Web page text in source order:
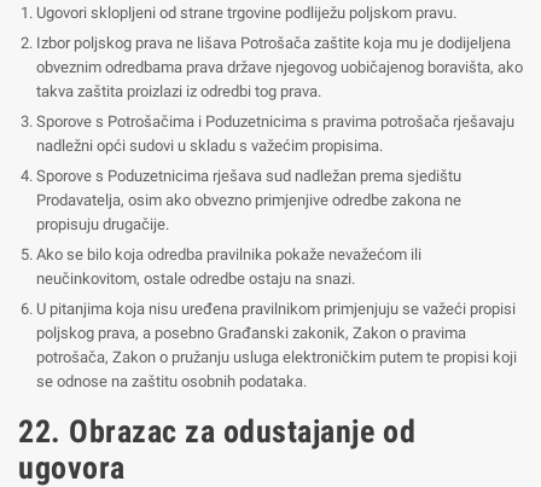
Ugovori sklopljeni od strane trgovine podliježu poljskom pravu.
Izbor poljskog prava ne lišava Potrošača zaštite koja mu je dodijeljena
obveznim odredbama prava države njegovog uobičajenog boravišta, ako
takva zaštita proizlazi iz odredbi tog prava.
Sporove s Potrošačima i Poduzetnicima s pravima potrošača rješavaju
nadležni opći sudovi u skladu s važećim propisima.
Sporove s Poduzetnicima rješava sud nadležan prema sjedištu
Prodavatelja, osim ako obvezno primjenjive odredbe zakona ne
propisuju drugačije.
Ako se bilo koja odredba pravilnika pokaže nevažećom ili
neučinkovitom, ostale odredbe ostaju na snazi.
U pitanjima koja nisu uređena pravilnikom primjenjuju se važeći propisi
poljskog prava, a posebno Građanski zakonik, Zakon o pravima
potrošača, Zakon o pružanju usluga elektroničkim putem te propisi koji
se odnose na zaštitu osobnih podataka.
22. Obrazac za odustajanje od
ugovora